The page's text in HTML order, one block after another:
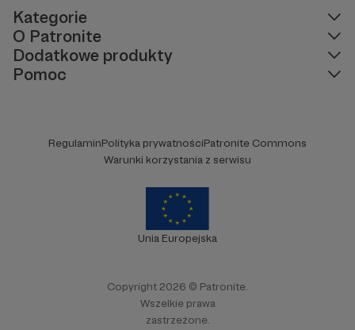
Kategorie
O Patronite
Dodatkowe produkty
Pomoc
RegulaminPolityka prywatnościPatronite Commons
Warunki korzystania z serwisu
Unia Europejska
Copyright 2026 © Patronite.
Wszelkie prawa
zastrzeżone.